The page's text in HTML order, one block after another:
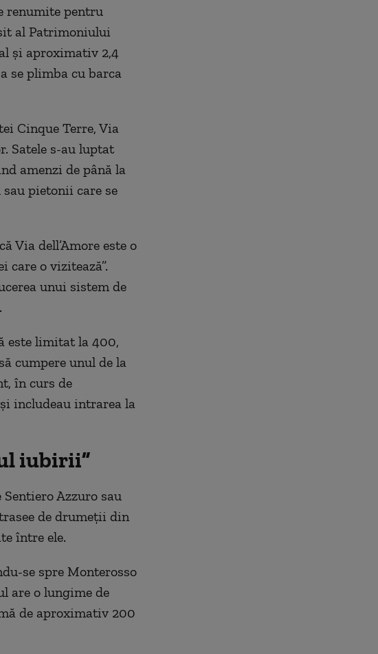
renumite pentru
al Patrimoniului
și aproximativ 2,4
se plimba cu barca
Cinque Terre, Via
Satele s-au luptat
amenzi de până la
pietonii care se
Via dell’Amore este o
care o vizitează”.
unui sistem de
este limitat la 400,
cumpere unul de la
în curs de
includeau intrarea la
iubirii”
Azzuro sau
de drumeții din
între ele.
se spre Monterosso
are o lungime de
de aproximativ 200